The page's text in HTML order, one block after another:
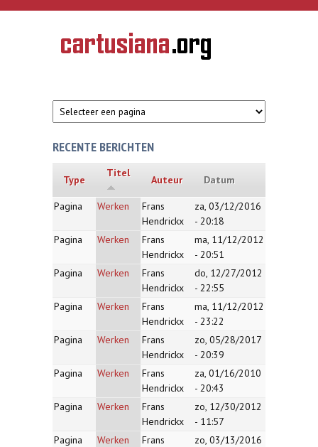
Overslaan en naar de inhoud gaan
CARTUSIANA
Geschiedenis
van de
RECENTE BERICHTEN
Type
Titel
Auteur Datum
Pagina Werken
Frans
Hendrickx
za, 03/12/2016
- 20:18
Pagina
Werken
Frans
Hendrickx
ma, 11/12/2012
- 20:51
Pagina
Werken
Frans
Hendrickx
do, 12/27/2012
- 22:55
Pagina
Werken
Frans
Hendrickx
ma, 11/12/2012
- 23:22
Pagina
Werken
Frans
Hendrickx
zo, 05/28/2017
- 20:39
Pagina
Werken
Frans
Hendrickx
za, 01/16/2010
- 20:43
Pagina
Werken
Frans
Hendrickx
zo, 12/30/2012
- 11:57
Pagina
Werken
Frans
zo, 03/13/2016